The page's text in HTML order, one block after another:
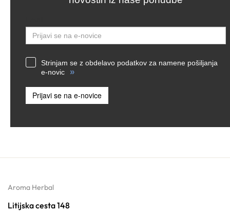
Strinjam se z obdelavo podatkov za namene pošiljanja
e-novic
»
Prijavi se na e-novice
Aroma Herbal
Litijska cesta 148